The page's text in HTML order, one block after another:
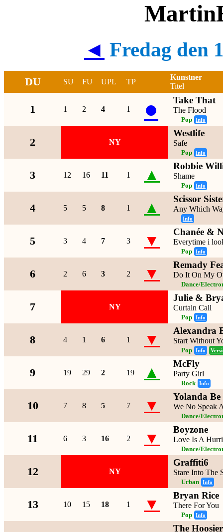
◄ Fredag den
DU SU FU UPL TP
Kunstner
Titel
1 1 2 4 1 ● Take That
The Flood
Pop Info
2 NY
Westlife
Safe
Pop Info
3 12 16 11 1 ▲ Robbie
Shame
Pop Info
4 5 5 8 1 ▲ Scissor
Any Which
Info
5 3 4 7 3 ▼ Chanée &
Everytime i
Pop Info
6 2 6 3 2 ▼ Remady
Do It On My
Dance/
7 NY
Julie &
Curtain Call
Pop Info
8 4 1 6 1 ▼ Alexandra
Start Without
Pop Info
9 19 29 2 19 ▲ McFly
Party Girl
Rock Info
10 7 8 5 7 ▼ Yolanda
We No Speak
Dance/
11 6 3 16 2 ▼ Boyzone
Love Is A
Dance/
12 NY
Graffiti6
Stare Into The
Urban Info
13 10 15 18 1 ▼ Bryan Rice
There For You
Pop Info
The